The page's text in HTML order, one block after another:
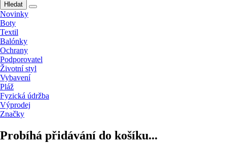
Hledat
Novinky
Boty
Textil
Balónky
Ochrany
Podporovatel
Životní styl
Vybavení
Pláž
Fyzická údržba
Výprodej
Značky
Probíhá přidávání do košíku...